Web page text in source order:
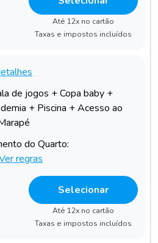
Até 12x no cartão
Taxas e impostos incluídos
de jogos + Copa baby +
+ Piscina + Acesso ao
do Quarto:
regras
Selecionar
Até 12x no cartão
Taxas e impostos incluídos